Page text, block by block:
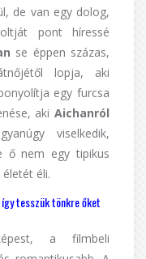
de van egy dolog,
pont híressé
se éppen százas,
lopja, aki
egy furcsa
akiAichanról
viselkedik,
ő nem egy tipikus
életét éli.
tesszük tönkre őket
a filmbeli